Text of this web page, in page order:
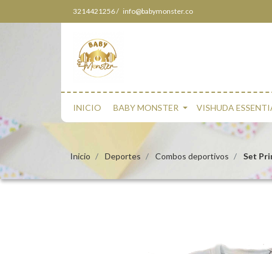
3214421256 / info@babymonster.co
INICIO BABY MONSTER VISHUDA
Inicio Deportes Combos deportivos Set